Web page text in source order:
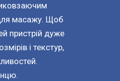
масажу. Щоб
пристрій дуже
і текстур,